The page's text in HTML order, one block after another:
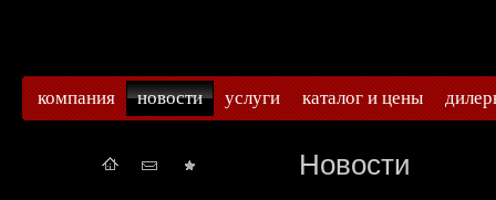
компания новости услуги каталог и цены
Новости